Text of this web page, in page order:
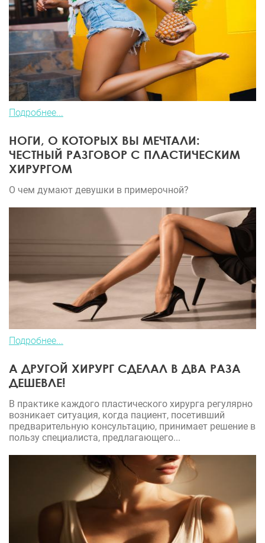
Подробнее...
НОГИ, О КОТОРЫХ ВЫ МЕЧТАЛИ:
ЧЕСТНЫЙ РАЗГОВОР С ПЛАСТИЧЕСКИМ
ХИРУРГОМ
О чем думают девушки в примерочной?
Подробнее...
А ДРУГОЙ ХИРУРГ СДЕЛАЛ В ДВА РАЗА
ДЕШЕВЛЕ!
В практике каждого пластического хирурга регулярно
возникает ситуация, когда пациент, посетивший
предварительную консультацию, принимает решение в
пользу специалиста, предлагающего...